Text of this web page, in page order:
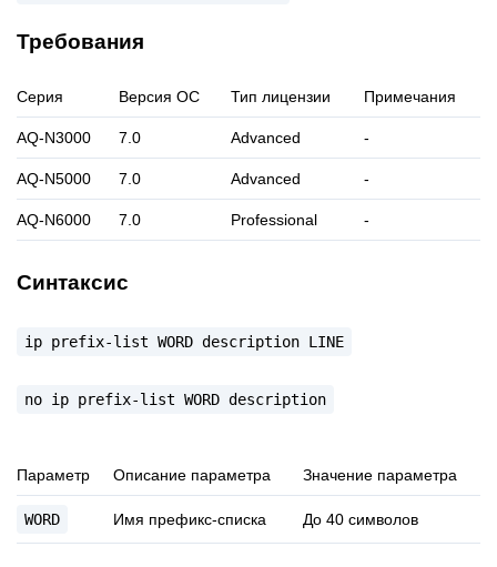
Требования
Серия Версия ОС Тип лицензии Примечания
AQ-N3000 7.0 Advanced -
AQ-N5000 7.0 Advanced -
AQ-N6000 7.0 Professional -
Синтаксис
ip prefix-list WORD description LINE
no ip prefix-list WORD description
Параметр Описание параметра Значение параметра
WORD Имя префикс-списка До 40 символов